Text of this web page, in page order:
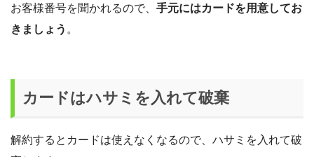
お客様番号を聞かれるので、 手元にはカードを用意してお
きましょう 。
カードはハサミを入れて破棄
解約するとカードは使えなくなるので、ハサミを入れて破